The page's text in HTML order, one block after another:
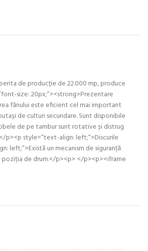
de producție de 22.000 mp, produce
size: 20px;”><strong>Prezentare
fânului este eficient cel mai important
de culturi secundare. Sunt disponibile
de pe tambur sunt rotative și distrug
p><p style=”text-align: left;”>Discurile
left;”>Există un mecanism de siguranță
poziția de drum.</p><p> </p><p><iframe